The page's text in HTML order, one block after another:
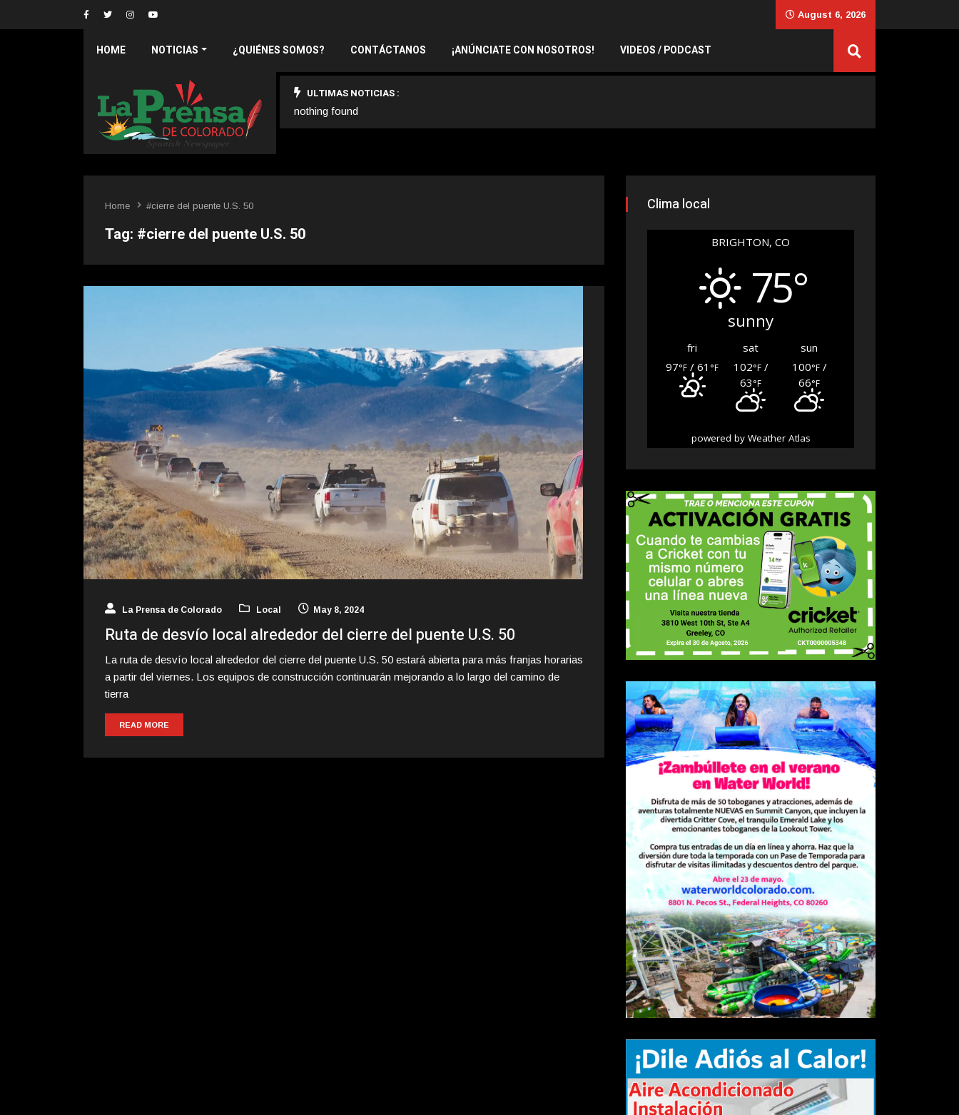
August 6, 2026
HOME NOTICIAS ¿QUIÉNES SOMOS? CONTÁCTANOS ¡ANÚNCIATE CON NOSOTROS! VIDEOS / PODCAST
ULTIMAS NOTICIAS :
nothing found
Home #cierre del puente U.S. 50
Tag: #cierre del puente U.S. 50
La Prensa de Colorado Local May 8, 2024
Ruta de desvío local alrededor del cierre del puente U.S. 50
La ruta de desvío local alrededor del cierre del puente U.S. 50 estará abierta para más franjas horarias
a partir del viernes. Los equipos de construcción continuarán mejorando a lo largo del camino de
tierra
READ MORE
Clima local
BRIGHTON, CO
75°
sunny
fri sat
sun
97°F / 61 °F 102°F/
63°F
100°F/
66°F
powered by Weather Atlas